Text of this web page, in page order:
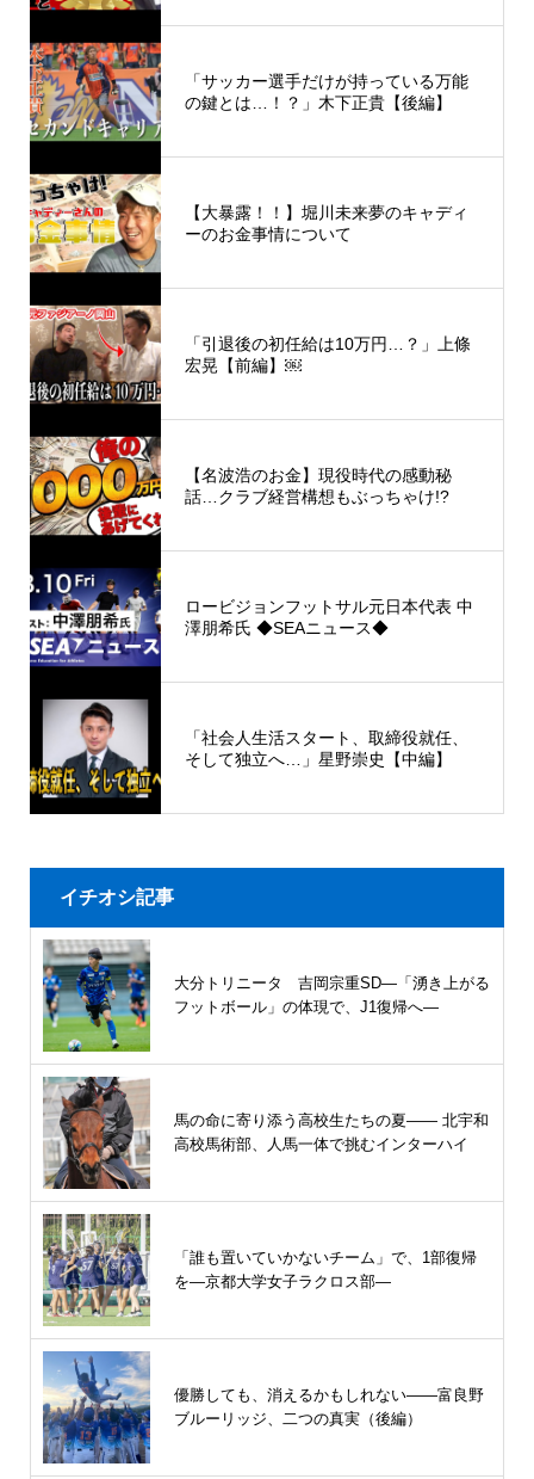
「サッカー選手だけが持っている万能
の鍵とは…！？」木下正貴【後編】
【大暴露！！】堀川未来夢のキャディ
ーのお金事情について
「引退後の初任給は10万円…？」上條
宏晃【前編】￼
【名波浩のお金】現役時代の感動秘
話…クラブ経営構想もぶっちゃけ!?
ロービジョンフットサル元日本代表 中
澤朋希氏 ◆SEAニュース◆
「社会人生活スタート、取締役就任、
そして独立へ…」星野崇史【中編】
イチオシ記事
大分トリニータ 吉岡宗重SD―「湧き上がる
フットボール」の体現で、J1復帰へ―
馬の命に寄り添う高校生たちの夏—— 北宇和
高校馬術部、人馬一体で挑むインターハイ
「誰も置いていかないチーム」で、1部復帰
を―京都大学女子ラクロス部―
優勝しても、消えるかもしれない――富良野
ブルーリッジ、二つの真実（後編）